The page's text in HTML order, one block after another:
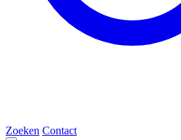
Zoeken Contact